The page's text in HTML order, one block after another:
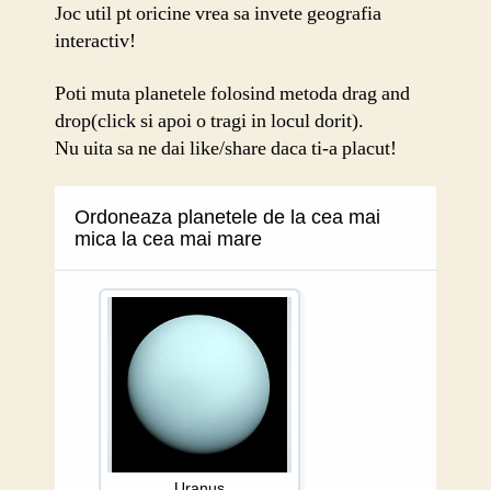
Joc util pt oricine vrea sa invete geografia
interactiv!
Poti muta planetele folosind metoda drag and
drop(click si apoi o tragi in locul dorit).
Nu uita sa ne dai like/share daca ti-a placut!